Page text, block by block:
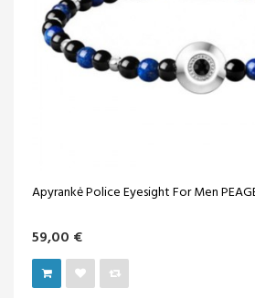
Apyrankė Police Eyesight For Men
59,00 €